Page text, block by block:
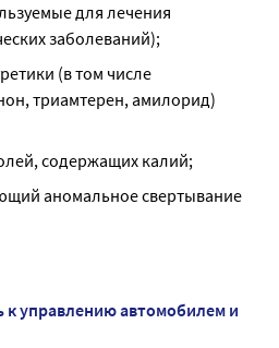
для лечения
заболеваний);
(в том числе
триамтерен, амилорид)
содержащих калий;
аномальное свертывание
к управлению автомобилем и